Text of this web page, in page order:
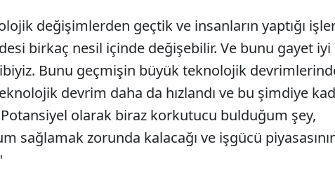
değişimlerden geçtik ve insanların yaptığı
birkaç nesil içinde değişebilir. Ve bunu gayet iyi
Bunu geçmişin büyük teknolojik
devrim daha da hızlandı ve bu şimdiye
Potansiyel olarak biraz korkutucu bulduğum şey,
sağlamak zorunda kalacağı ve işgücü